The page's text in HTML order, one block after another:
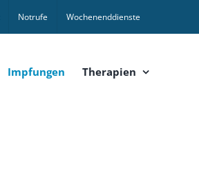
Notrufe Wochenenddienste
Impfungen Therapien